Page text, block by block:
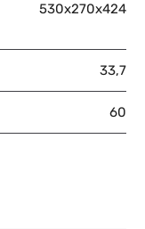
530х270х424
33,7
60